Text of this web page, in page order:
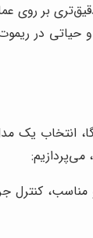
بر روی
حیاتی در
انتخاب یک
کنترل